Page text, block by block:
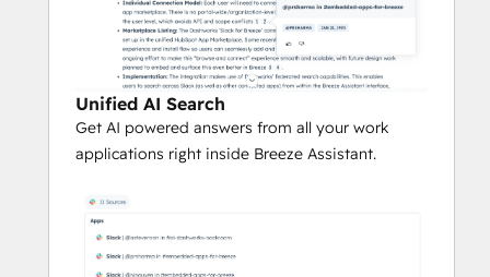
Access product documentation to
answer customer questions
accurately
Find standard operating procedures
for handling specific support
Locate FAQs and common issue
For Marketing Teams:
Unified AI Search
Get AI powered answers from all your work
applications right inside Breeze Assistant.